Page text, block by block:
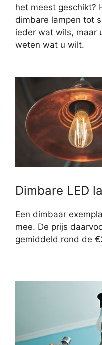
het meest geschikt?
dimbare lampen tot
ieder wat wils, maar
weten wat u wilt.
Dimbare LED
Een dimbaar
mee. De prijs
gemiddeld rond de